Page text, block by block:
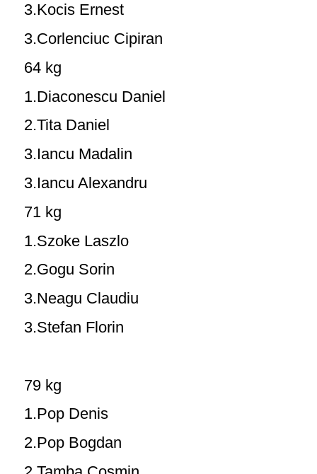
3.Kocis Ernest
3.Corlenciuc Cipiran
64 kg
1.Diaconescu Daniel
2.Tita Daniel
3.Iancu Madalin
3.Iancu Alexandru
71 kg
1.Szoke Laszlo
2.Gogu Sorin
3.Neagu Claudiu
3.Stefan Florin
79 kg
1.Pop Denis
2.Pop Bogdan